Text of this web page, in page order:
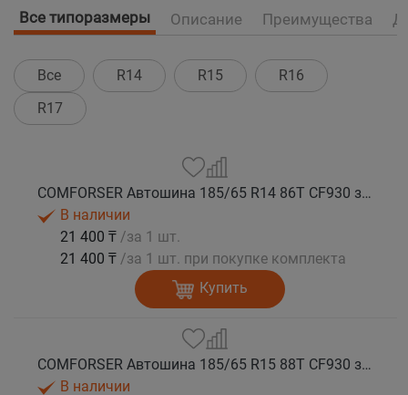
Все типоразмеры Описание Преимущества
Все R14 R15
R16
R17
COMFORSER Автошина 185/65 R14 86T CF930 зима
В наличии
21 400 ₸ /за 1 шт.
21 400 ₸ /за 1 шт. при покупке комплекта
Купить
COMFORSER Автошина 185/65 R15 88T CF930 зима
В наличии